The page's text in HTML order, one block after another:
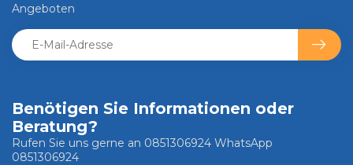
Benötigen Sie Informationen oder
Beratung?
Rufen Sie uns gerne an 0851306924 WhatsApp
0851306924
Angeboten